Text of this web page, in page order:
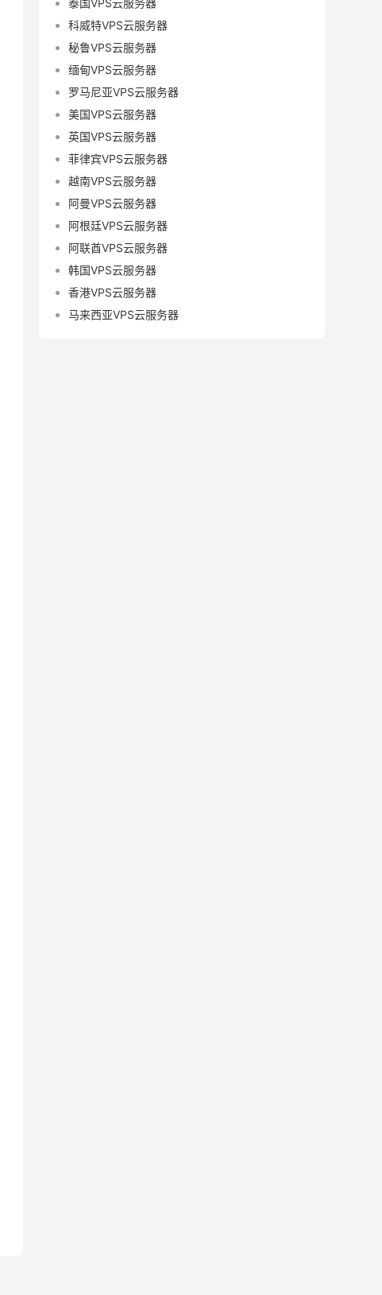
科威特VPS云服务器
秘鲁VPS云服务器
缅甸VPS云服务器
罗马尼亚VPS云服务器
美国VPS云服务器
英国VPS云服务器
菲律宾VPS云服务器
越南VPS云服务器
阿曼VPS云服务器
阿根廷VPS云服务器
阿联酋VPS云服务器
韩国VPS云服务器
香港VPS云服务器
马来西亚VPS云服务器